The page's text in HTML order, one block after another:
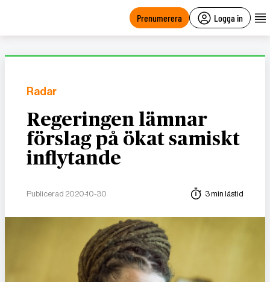
Prenumerera Logga in
Radar
Regeringen lämnar
förslag på ökat samiskt
inflytande
Publicerad 2020-10-30 3 min lästid